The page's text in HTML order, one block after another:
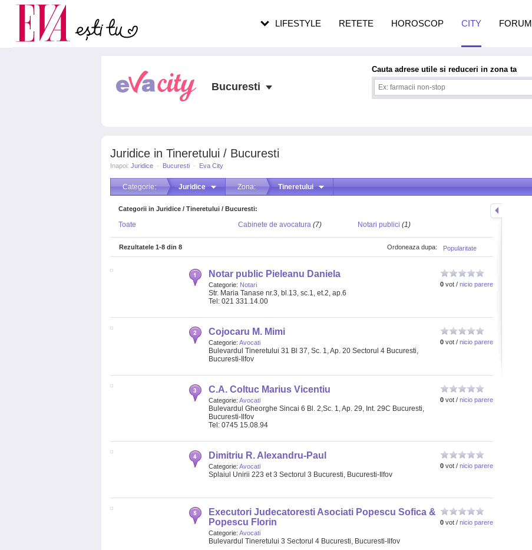
Juridice in Tineretului / Bucuresti
Inapoi: Juridice · Bucuresti · Eva City
Categorie: Juridice Zona: Tineretului
Categorii in Juridice / Tineretului / Bucuresti:
Toate Cabinete de avocatura (7) Notari publici (1)
Popularitate
Ordoneaza dupa:
Rezultatele 1-8 din 8
0 vot / nicio parere
Notar public Pieleanu Daniela
Categorie: Notari
Str. Maria Tanase nr.3, bl.13, sc.1, et.2, ap.6
Tel: 021 331.14.00
0 vot / nicio parere
Cojocaru M. Mimi
Categorie: Avocati
Bulevardul Tineretului 31 Bl 37, Sc. 1, Ap. 20 Sectorul 4 Bucuresti,
Bucuresti-Ilfov
0 vot / nicio parere
C.A. Coltuc Marius Vicentiu
Categorie: Avocati
Bulevardul Gheorghe Sincai 6 Bl. 2,Sc. 1, Ap. 29, Int. 29C Bucuresti,
Bucuresti-Ilfov
Tel: 0745 15.08.94
0 vot / nicio parere
Dimitriu R. Alexandru-Paul
Categorie: Avocati
Splaiul Unirii 223 et 3 Sectorul 3 Bucuresti, Bucuresti-Ilfov
0 vot / nicio parere
Executori Judecatoresti Asociati Popescu Sofica &
Popescu Florin
Categorie: Avocati
Bulevardul Tineretului 3 Sectorul 4 Bucuresti, Bucuresti-Ilfov
Bucuresti
Cauta adrese utile si reduceri in zona ta
LIFESTYLE RETETE HOROSCOP CITY FORUM
Carieră
Actualitate